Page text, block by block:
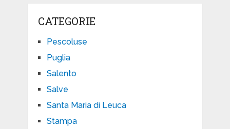
CATEGORIE
Pescoluse
Puglia
Salento
Salve
Santa Maria di Leuca
Stampa